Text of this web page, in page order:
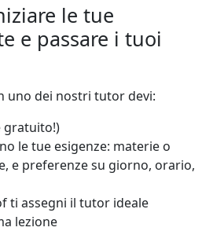
le tue
e passare i tuoi
uno dei nostri tutor devi:
gratuito!)
le tue esigenze: materie o
e preferenze su giorno, orario,
ti assegni il tutor ideale
lezione